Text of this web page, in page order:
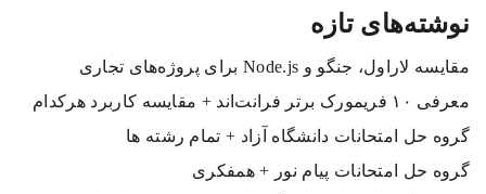
نوشته‌های تازه
مقایسه لاراول، جنگو و Node.js برای پروژه‌های تجاری
معرفی ۱۰ فریمورک برتر فرانت‌اند + مقایسه کاربرد هرکدام
گروه حل امتحانات دانشگاه آزاد + تمام رشته ها
گروه حل امتحانات پیام نور + همفکری